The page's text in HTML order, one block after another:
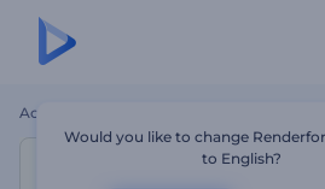
Accueil Promotion Du Service
Would you like to change
to English?